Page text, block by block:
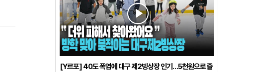
[Y르포] 40도 폭염에 대구 제2빙상장 인기…5천원으로 즐